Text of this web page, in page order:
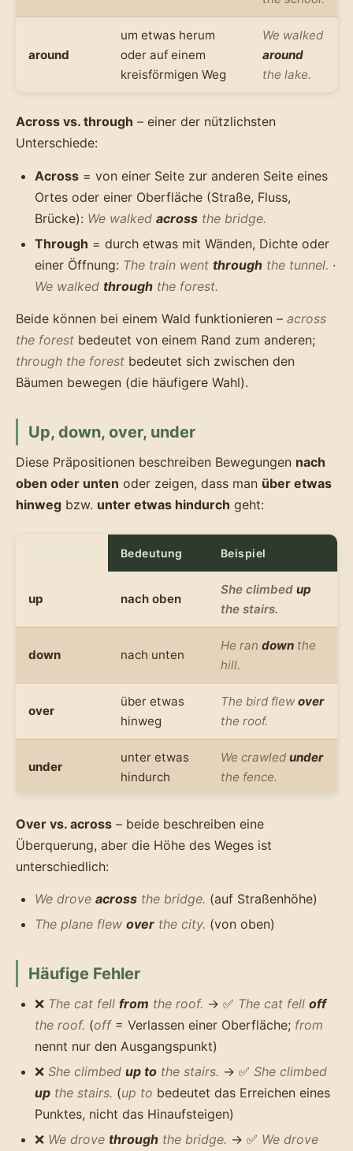
around
um etwas herum
oder auf einem
kreisförmigen Weg
We walked
around
the lake.
Across vs. through – einer der nützlichsten
Unterschiede:
Across = von einer Seite zur anderen Seite eines
Ortes oder einer Oberfläche (Straße, Fluss,
Brücke): We walked across the bridge.
Through = durch etwas mit Wänden, Dichte oder
einer Öffnung: The train went through the tunnel. ·
We walked through the forest.
Beide können bei einem Wald funktionieren – across
the forest bedeutet von einem Rand zum anderen;
through the forest bedeutet sich zwischen den
Bäumen bewegen (die häufigere Wahl).
Up, down, over, under
Diese Präpositionen beschreiben Bewegungen nach
oben oder unten oder zeigen, dass man über etwas
hinweg bzw. unter etwas hindurch geht:
Bedeutung Beispiel
up nach oben
She climbed up
the stairs.
down nach unten
He ran down the
hill.
over
über etwas
hinweg
The bird flew over
the roof.
under
unter etwas
hindurch
We crawled under
the fence.
Over vs. across – beide beschreiben eine
Überquerung, aber die Höhe des Weges ist
unterschiedlich:
We drove across the bridge. (auf Straßenhöhe)
The plane flew over the city. (von oben)
Häufige Fehler
❌ The cat fell from the roof. → ✅ The cat fell off
the roof. (off= Verlassen einer Oberfläche; from
nennt nur den Ausgangspunkt)
❌ She climbed up to the stairs. → ✅ She climbed
up the stairs. (up to bedeutet das Erreichen eines
Punktes, nicht das Hinaufsteigen)
❌ We drove through the bridge. → ✅ We drove